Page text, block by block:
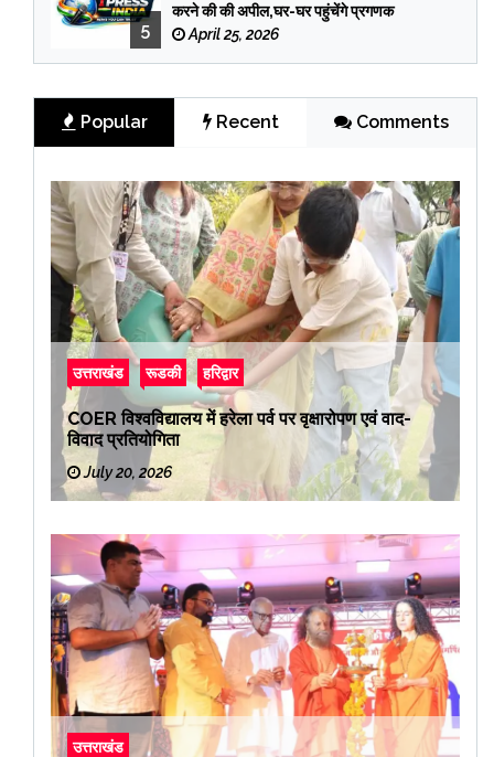
5
करने की की अपील,घर-घर पहुंचेंगे प्रगणक
April 25, 2026
Popular Recent Comments
उत्तराखंड रूडकी हरिद्वार
COER विश्वविद्यालय में हरेला पर्व पर वृक्षारोपण एवं वाद-
विवाद प्रतियोगिता
July 20, 2026
उत्तराखंड